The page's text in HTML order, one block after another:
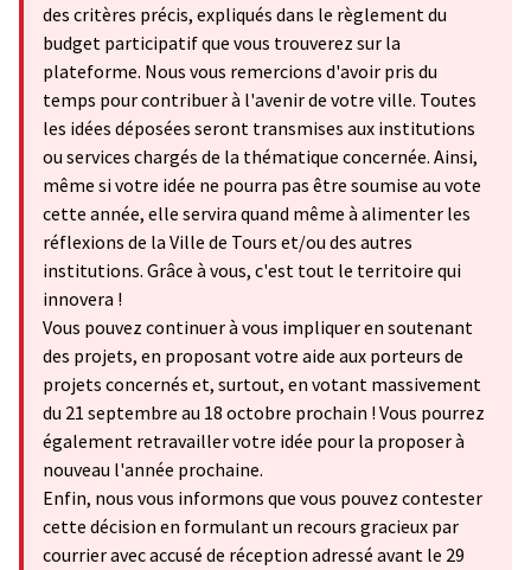
des critères précis, expliqués dans le règlement du
budget participatif que vous trouverez sur la
plateforme. Nous vous remercions d'avoir pris du
temps pour contribuer à l'avenir de votre ville. Toutes
les idées déposées seront transmises aux institutions
ou services chargés de la thématique concernée. Ainsi,
même si votre idée ne pourra pas être soumise au vote
cette année, elle servira quand même à alimenter les
réflexions de la Ville de Tours et/ou des autres
institutions. Grâce à vous, c'est tout le territoire qui
innovera !
Vous pouvez continuer à vous impliquer en soutenant
des projets, en proposant votre aide aux porteurs de
projets concernés et, surtout, en votant massivement
du 21 septembre au 18 octobre prochain ! Vous pourrez
également retravailler votre idée pour la proposer à
nouveau l'année prochaine.
Enfin, nous vous informons que vous pouvez contester
cette décision en formulant un recours gracieux par
courrier avec accusé de réception adressé avant le 29